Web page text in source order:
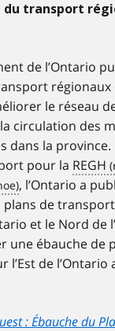
transport
de l’Ontario
régionaux
le réseau
circulation des
dans la province.
pour la REGH
, l’Ontario a
plans de
et le Nord de
une ébauche de
de l’Ontario
: Ébauche du